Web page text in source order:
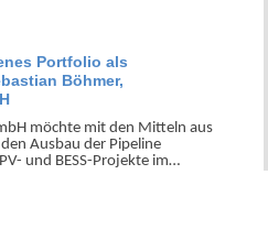
Portfolio als
Böhmer,
möchte mit den Mitteln aus
Ausbau der Pipeline
und BESS-Projekte im…